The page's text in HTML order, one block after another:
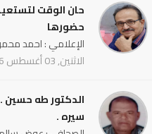
حان الوقت
حضورها
الإعلامي : احمد
الاثنين, 03 أغسطس 2026 - 04:10 م
الدكتور طه حسين
سيره .